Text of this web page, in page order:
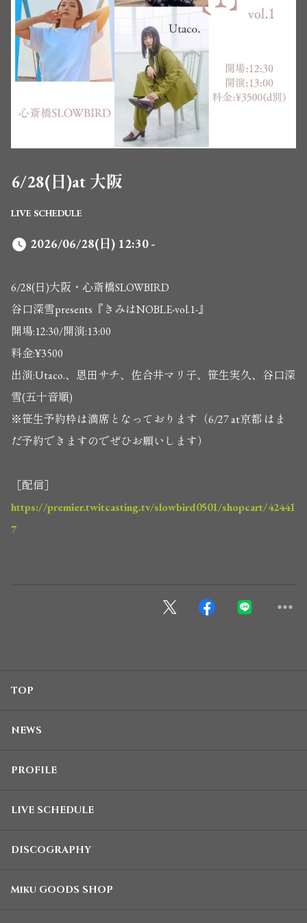
6/28(日)at 大阪
LIVE SCHEDULE
2026/06/28(日) 12:30 -
6/28(日)大阪・心斎橋SLOWBIRD
谷口深雪presents『きみはNOBLE-vol.1-』
開場:12:30/開演:13:00
料金:¥3500
出演:Utaco.、恩田サチ、佐合井マリ子、笹生実久、谷口深
雪(五十音順)
※笹生予約枠は満席となっております（6/27 at京都 はま
だ予約できますのでぜひお願いします）
［配信］
https://premier.twitcasting.tv/slowbird0501/shopcart/42441
7
TOP
NEWS
PROFILE
LIVE SCHEDULE
DISCOGRAPHY
Miku GOODS SHOP